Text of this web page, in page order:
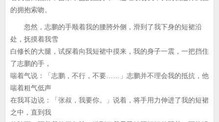
的拥抱索吻。
忽然，志鹏的手顺着我的腰胯外侧，滑到了我下身的短裙沿
处，抚摸着我雪
白修长的大腿，试探着向我短裙中摸来，我的身子一震，一把挡住
了志鹏的手，
喘着气说：「志鹏，不行，不要……」志鹏并不理会我的抵抗，他
喘着粗气低声
在我耳边说：「张叔，我要你。」说着，将手用力伸进了我的短裙
之中，直到我